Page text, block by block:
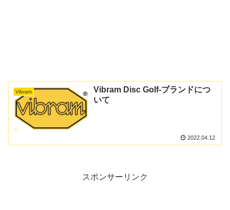
Vibram
Vibram Disc Golf-ブランドにつ
いて
2022.04.12
スポンサーリンク